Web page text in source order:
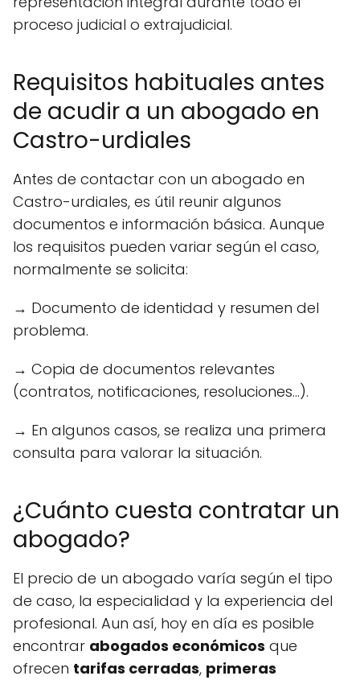
proceso judicial o extrajudicial.
Requisitos habituales antes
de acudir a un abogado en
Castro-urdiales
Antes de contactar con un abogado en
Castro-urdiales, es útil reunir algunos
documentos e información básica. Aunque
los requisitos pueden variar según el caso,
normalmente se solicita:
→ Documento de identidad y resumen del
problema.
→ Copia de documentos relevantes
(contratos, notificaciones, resoluciones...).
→ En algunos casos, se realiza una primera
consulta para valorar la situación.
¿Cuánto cuesta contratar un
abogado?
El precio de un abogado varía según el tipo
de caso, la especialidad y la experiencia del
profesional. Aun así, hoy en día es posible
encontrar abogados económicos que
ofrecen tarifas cerradas, primeras